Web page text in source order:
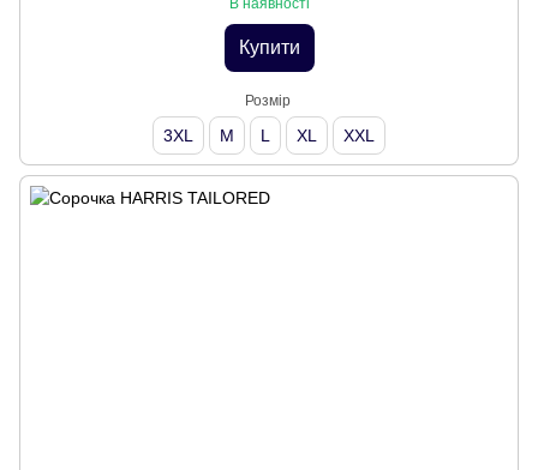
В наявності
Купити
Розмір
3XL M L XL XXL